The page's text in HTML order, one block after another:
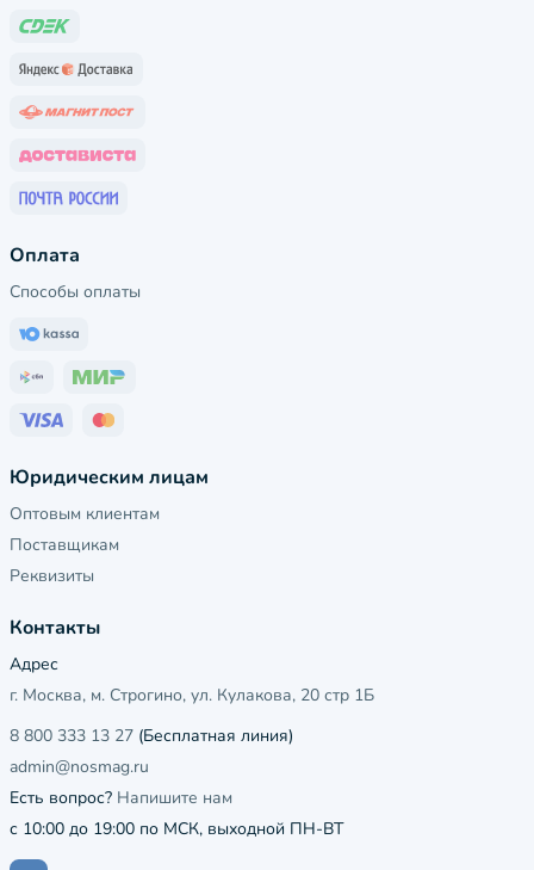
Оплата
Способы оплаты
Юридическим лицам
Оптовым клиентам
Поставщикам
Реквизиты
Контакты
Адрес
г. Москва, м. Строгино, ул. Кулакова, 20 стр 1Б
8 800 333 13 27 (Бесплатная линия)
admin@nosmag.ru
Есть вопрос? Напишите нам
с 10:00 до 19:00 по МСК, выходной ПН-ВТ